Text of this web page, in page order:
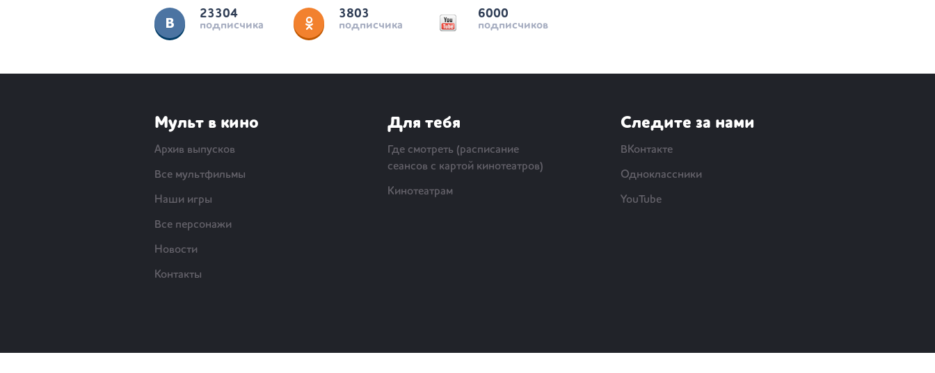
23304
подписчика
3803
подписчика
6000
подписчиков
Мульт в кино
Архив выпусков
Все мультфильмы
Наши игры
Все персонажи
Новости
Контакты
Для тебя
Где смотреть (расписание
сеансов с картой кинотеатров)
Кинотеатрам
Следите за нами
ВКонтакте
Одноклассники
YouTube